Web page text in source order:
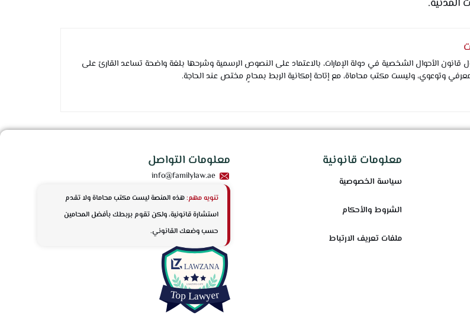
الأحوال الشخصية في دولة الإمارات، بالاعتماد على النصوص الرسمية وشرحها بلغة واضحة تساعد القارئ على
وتوعوي، وليست مكتب محاماة، مع إتاحة إمكانية الربط بمحامٍ مختص عند الحاجة.
معلومات قانونية
سياسة الخصوصية
الشروط والأحكام
ملفات تعريف الارتباط
معلومات التواصل
info@familylaw.ae
تنويه مهم:هذه المنصة ليست مكتب محاماة ولا تقدم
استشارة قانونية، ولكن تقوم بربطك بأفضل المحامين
حسب وضعك القانوني.